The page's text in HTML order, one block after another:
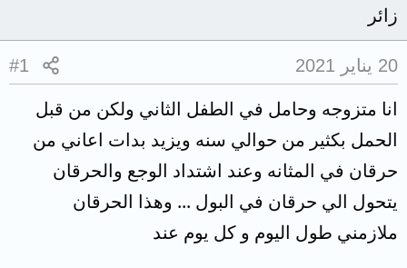
زائر
20 يناير 2021 #1
انا متزوجه وحامل في الطفل الثاني ولكن من قبل
الحمل بكثير من حوالي سنه ويزيد بدات اعاني من
حرقان في المثانه وعند اشتداد الوجع والحرقان
يتحول الي حرقان في البول ... وهذا الحرقان
ملازمني طول اليوم و كل يوم عند